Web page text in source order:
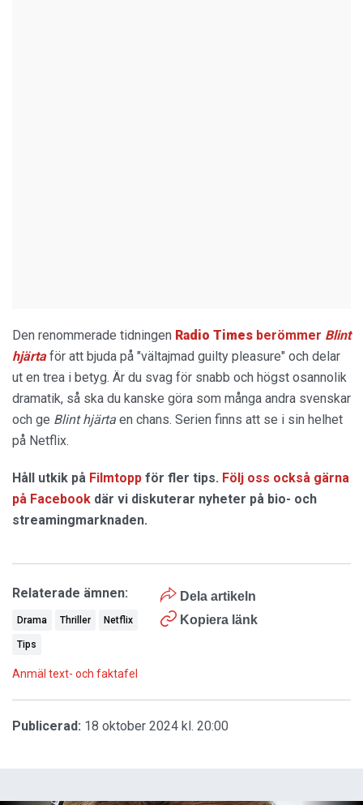
Den renommerade tidningen Radio Times berömmer Blint
hjärtaför att bjuda på "vältajmad guilty pleasure" och delar
ut en trea i betyg. Är du svag för snabb och högst osannolik
dramatik, så ska du kanske göra som många andra svenskar
och ge Blint hjärta en chans. Serien finns att se i sin helhet
på Netflix.
Håll utkik på Filmtopp för fler tips. Följ oss också gärna
på Facebook där vi diskuterar nyheter på bio- och
streamingmarknaden.
Dela artikeln
Kopiera länk
Relaterade ämnen:
Drama Thriller Netflix
Tips
Anmäl text- och faktafel
Publicerad: 18 oktober 2024 kl. 20:00